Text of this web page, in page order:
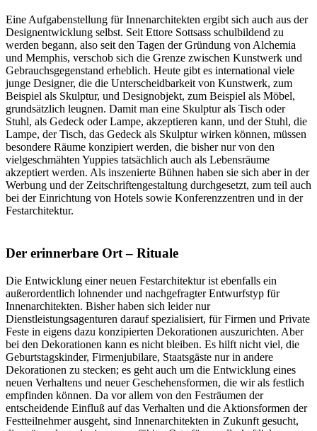
Eine Aufgabenstellung für Innenarchitekten ergibt sich auch aus der
Designentwicklung selbst. Seit Ettore Sottsass schulbildend zu
werden begann, also seit den Tagen der Gründung von Alchemia
und Memphis, verschob sich die Grenze zwischen Kunstwerk und
Gebrauchsgegenstand erheblich. Heute gibt es international viele
junge Designer, die die Unterscheidbarkeit von Kunstwerk, zum
Beispiel als Skulptur, und Designobjekt, zum Beispiel als Möbel,
grundsätzlich leugnen. Damit man eine Skulptur als Tisch oder
Stuhl, als Gedeck oder Lampe, akzeptieren kann, und der Stuhl, die
Lampe, der Tisch, das Gedeck als Skulptur wirken können, müssen
besondere Räume konzipiert werden, die bisher nur von den
vielgeschmähten Yuppies tatsächlich auch als Lebensräume
akzeptiert werden. Als inszenierte Bühnen haben sie sich aber in der
Werbung und der Zeitschriftengestaltung durchgesetzt, zum teil auch
bei der Einrichtung von Hotels sowie Konferenzzentren und in der
Festarchitektur.
Der erinnerbare Ort – Rituale
Die Entwicklung einer neuen Festarchitektur ist ebenfalls ein
außerordentlich lohnender und nachgefragter Entwurfstyp für
Innenarchitekten. Bisher haben sich leider nur
Dienstleistungsagenturen darauf spezialisiert, für Firmen und Private
Feste in eigens dazu konzipierten Dekorationen auszurichten. Aber
bei den Dekorationen kann es nicht bleiben. Es hilft nicht viel, die
Geburtstagskinder, Firmenjubilare, Staatsgäste nur in andere
Dekorationen zu stecken; es geht auch um die Entwicklung eines
neuen Verhaltens und neuer Geschehensformen, die wir als festlich
empfinden können. Da vor allem von den Festräumen der
entscheidende Einfluß auf das Verhalten und die Aktionsformen der
Festteilnehmer ausgeht, sind Innenarchitekten in Zukunft gesucht,